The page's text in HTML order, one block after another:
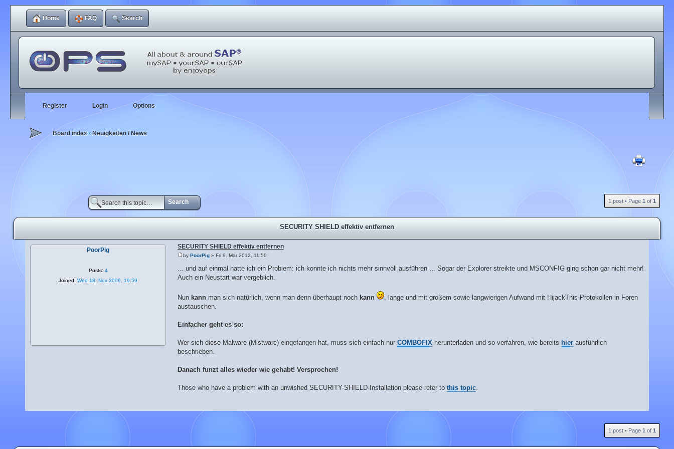
Home FAQ Search
Register Login Options
Board index ‹ Neuigkeiten / News
1 post • Page 1 of 1
SECURITY SHIELD effektiv entfernen
SECURITY SHIELD effektiv entfernen
by PoorPig» Fri 9. Mar 2012, 11:50
... und auf einmal hatte ich ein Problem: ich konnte ich nichts mehr sinnvoll ausführen ... Sogar der Explorer streikte und MSCONFIG ging schon gar nicht mehr!
Auch ein Neustart war vergeblich.
Nun kannman sich natürlich, wenn man denn überhaupt noch kann
, lange und mit großem sowie langwierigen Aufwand mit HijackThis-Protokollen in Foren
austauschen.
Einfacher geht es so:
Wer sich diese Malware (Mistware) eingefangen hat, muss sich einfach nur COMBOFIX herunterladen und so verfahren, wie bereits hierausführlich
beschrieben.
Danach funzt alles wieder wie gehabt! Versprochen!
Those who have a problem with an unwished SECURITY-SHIELD-Installation please refer to this topic.
PoorPig
Posts: 4
Joined: Wed 18. Nov 2009, 19:59
1 post • Page 1 of 1